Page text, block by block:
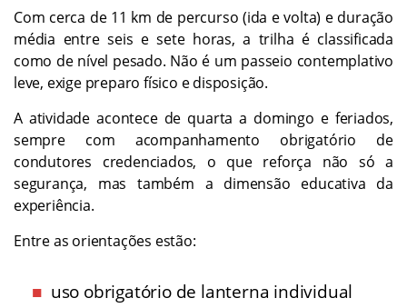
Com cerca de 11 km de percurso (ida e volta) e duração
média entre seis e sete horas, a trilha é classificada
como de nível pesado. Não é um passeio contemplativo
leve, exige preparo físico e disposição.
A atividade acontece de quarta a domingo e feriados,
sempre com acompanhamento obrigatório de
condutores credenciados, o que reforça não só a
segurança, mas também a dimensão educativa da
experiência.
Entre as orientações estão:
uso obrigatório de lanterna individual